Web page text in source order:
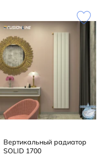
Вертикальный радиатор
SOLID 1700